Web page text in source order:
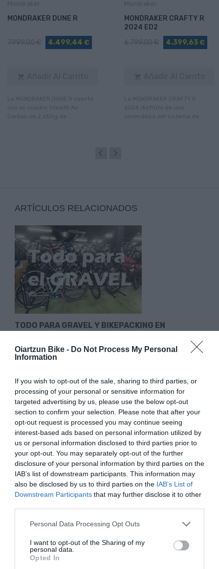
Oiartzun Bike - Do Not Process My Personal
Information
If you wish to opt-out of the sale, sharing to third parties, or
processing of your personal or sensitive information for
targeted advertising by us, please use the below opt-out
section to confirm your selection. Please note that after your
opt-out request is processed you may continue seeing
interest-based ads based on personal information utilized by
us or personal information disclosed to third parties prior to
your opt-out. You may separately opt-out of the further
disclosure of your personal information by third parties on the
IAB’s list of downstream participants. This information may
also be disclosed by us to third parties on the IAB’s List of
Downstream Participants that may further disclose it to other
Please note that this website/app uses one or more Google
not limited to your visit or usage behaviour. You may click to
grant or deny consent to Google and its third-party tags to
use your data for below specified purposes in below Google
Personal Data Processing Opt Outs
I want to opt-out of the Sharing of my
personal data.
Opted In
MONDRAKER DUNE R
4.499,44 €
MONDRAKER CRAFTY R
2024 ED2
4.399,63 €
ARTÍCULOS RELACIONADOS
TODO PARA GRAVEL Y BIKEPACKING EN
El gravel y el bikepacking siguen creciendo año tras año.
Leer Más
siempre ha habido una bicicleta de por medio,...
Leer Más